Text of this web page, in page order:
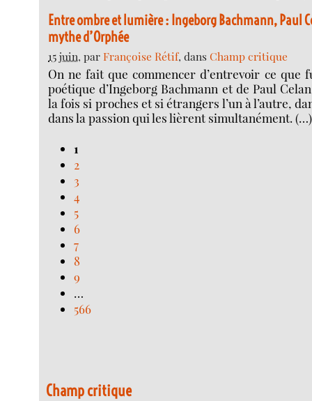
Entre ombre et lumière : Ingeborg Bachmann, Paul
mythe d’Orphée
15 juin, parFrançoise Rétif, dansChamp critique
On ne fait que commencer d’entrevoir ce que
poétique d’Ingeborg Bachmann et de Paul
la fois si proches et si étrangers l’un à l’autre,
dans la passion qui les lièrent simultanément. (…)
1
2
3
4
5
6
7
8
9
…
566
Champ critique